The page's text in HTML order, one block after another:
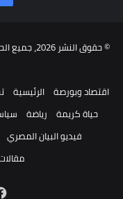
© حقوق
اقتصاد وبورصة الرئيسية
حياة كريمة رياضة
فيديو البيان المصري